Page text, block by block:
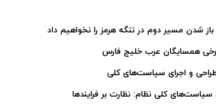
شدن مسیر دوم در تنگه هرمز را نخواهیم داد
همسایگان عرب خلیج فارس
طراحی و اجرای سیاست‌های کلی
کلی نظام: نظارت بر فرایندها